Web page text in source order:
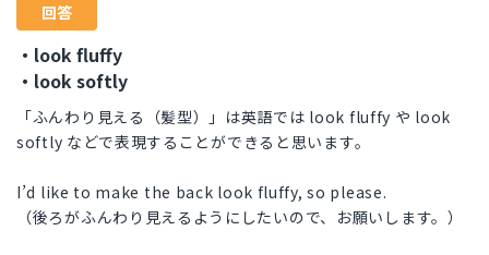
回答
・look fluffy
・look softly
「ふんわり見える（髪型）」は英語では look fluffy や look
softly などで表現することができると思います。
I’d like to make the back look fluffy, so please.
（後ろがふんわり見えるようにしたいので、お願いします。）